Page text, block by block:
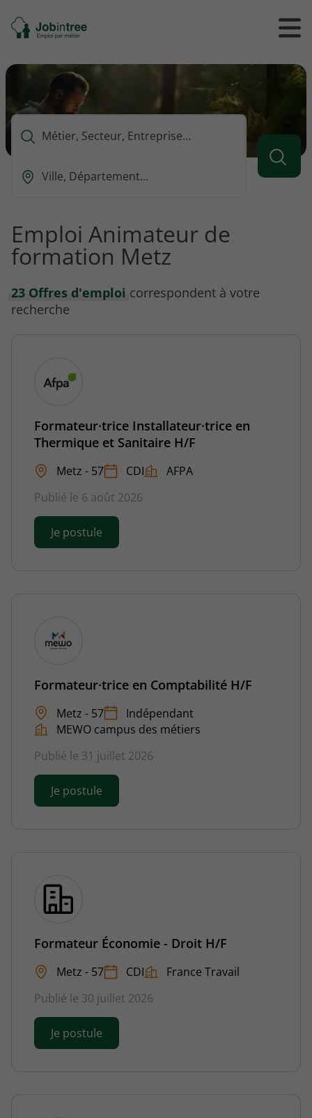
Se
rendre
l'accueil
Ouvrir
/
le
Que
vous
rechercher
Ou
vous
voulez
rechercher
Emploi Animateur de
formation Metz
23 Offres d'emploi correspondent à votre
recherche
Formateur·trice Installateur·trice en
Thermique et Sanitaire H/F
Metz - 57 CDI
AFPA
Publié le 6 août 2026
Je postule
Formateur·trice en Comptabilité H/F
Metz - 57
Indépendant
MEWO campus des métiers
Publié le 31 juillet 2026
Je postule
Formateur Économie - Droit H/F
Metz - 57 CDI
France Travail
Publié le 30 juillet 2026
Je postule